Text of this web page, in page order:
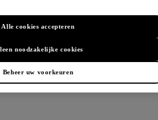
Beheer uw voorkeuren
noodzakelijke cookies
Alle cookies accepteren